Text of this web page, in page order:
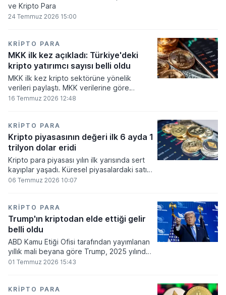
ve Kripto Para
24 Temmuz 2026 15:00
KRIPTO PARA
MKK ilk kez açıkladı: Türkiye'deki
kripto yatırımcı sayısı belli oldu
MKK ilk kez kripto sektörüne yönelik
verileri paylaştı. MKK verilerine göre
platformlarda bugüne kadar 5,6 milyon
olarak belirlendi.
16 Temmuz 2026 12:48
KRIPTO PARA
Kripto piyasasının değeri ilk 6 ayda 1
trilyon dolar eridi
Kripto para piyasası yılın ilk yarısında sert
kayıplar yaşadı. Küresel piyasalardaki satış
baskısı ve artan faiz baskısının etkisiyle
06 Temmuz 2026 10:07
KRIPTO PARA
Trump'ın kriptodan elde ettiği gelir
belli oldu
ABD Kamu Etiği Ofisi tarafından yayımlanan
yıllık mali beyana göre Trump, 2025 yılında
kripto para ve memecoin faaliyetlerinden
01 Temmuz 2026 15:43
KRIPTO PARA